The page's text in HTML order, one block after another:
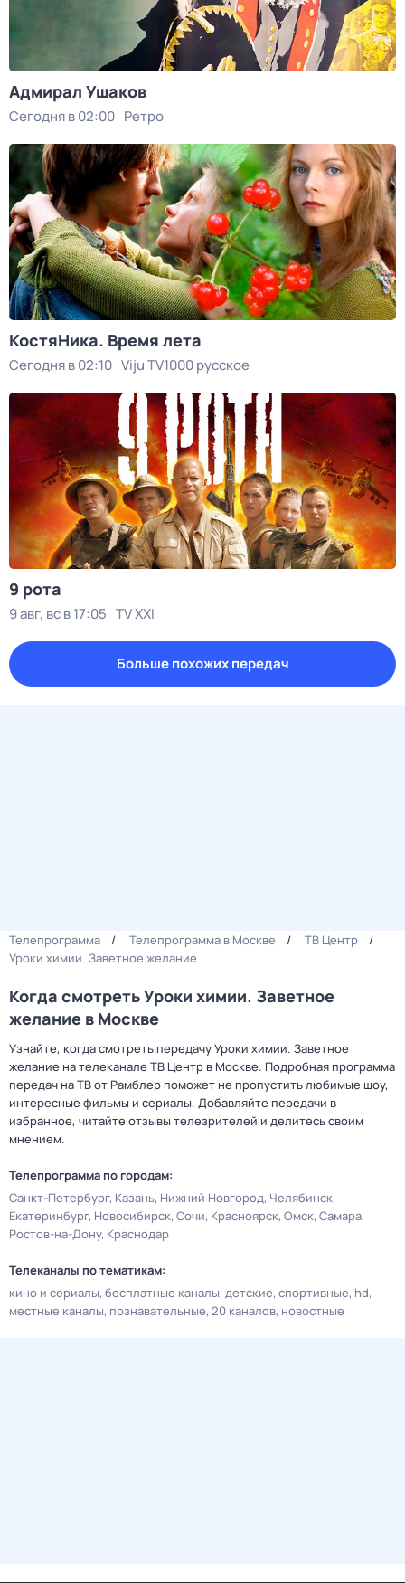
Адмирал Ушаков
Сегодня в 02:00 Ретро
КостяНика. Время лета
Сегодня в 02:10 Viju TV1000 русское
9 рота
9 авг, вс в 17:05 TV XXI
Больше похожих передач
Телепрограмма Телепрограмма в Москве
ТВ Центр
Уроки химии. Заветное желание
Когда смотреть Уроки химии. Заветное
желание в Москве
Узнайте, когда смотреть передачу Уроки химии. Заветное
желание на телеканале ТВ Центр в Москве. Подробная программа
передач на ТВ от Рамблер поможет не пропустить любимые шоу,
интересные фильмы и сериалы. Добавляйте передачи в
избранное, читайте отзывы телезрителей и делитесь своим
мнением.
Телепрограмма по городам:
Санкт-Петербург Казань Нижний Новгород Челябинск
Екатеринбург Новосибирск Сочи Красноярск Омск Самара
Ростов-на-Дону Краснодар
Телеканалы по тематикам:
кино и сериалы бесплатные каналы детские спортивные hd
местные каналы познавательные 20 каналов новостные